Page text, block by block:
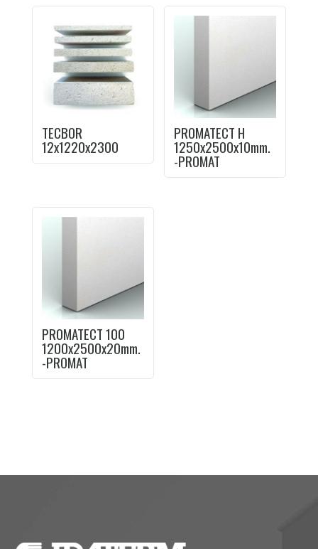
TECBOR
12x1220x2300
PROMATECT H
1250x2500x10mm.
-PROMAT
PROMATECT 100
1200x2500x20mm.
-PROMAT